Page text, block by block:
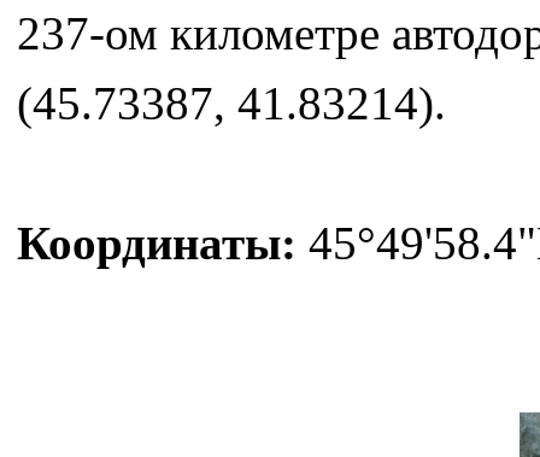
237-ом километре
(45.73387, 41.83214).
Координаты: